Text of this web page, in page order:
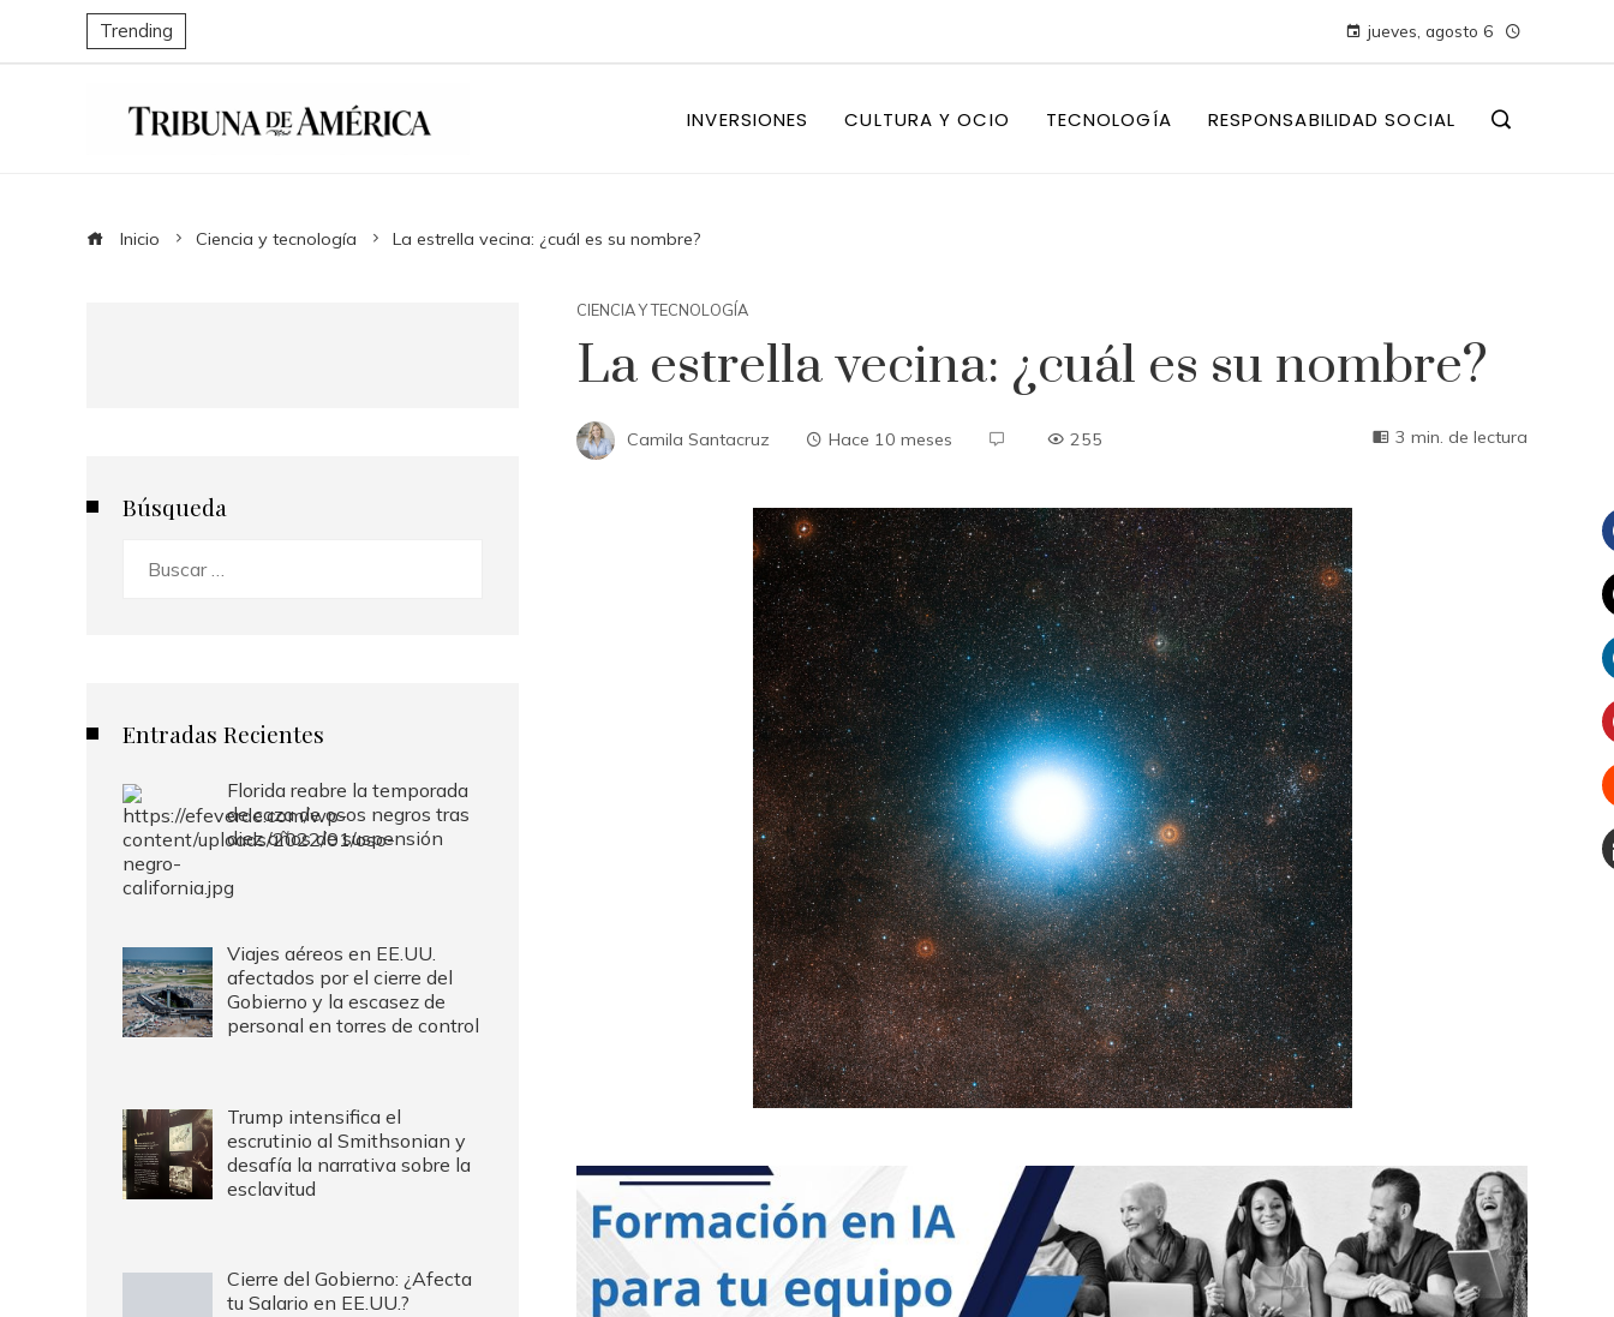
Trending jueves, agosto 6
INVERSIONES CULTURA Y OCIO TECNOLOGÍA RESPONSABILIDAD SOCIAL
Inicio Ciencia y tecnología La estrella vecina: ¿cuál es su nombre?
CIENCIA Y TECNOLOGÍA
La estrella vecina: ¿cuál es su nombre?
Camila Santacruz Hace 10 meses 255 3 min. de lectura
Búsqueda
Entradas Recientes
Florida reabre la temporada
de caza de osos negros tras
diez años de suspensión
Viajes aéreos en EE.UU.
afectados por el cierre del
Gobierno y la escasez de
personal en torres de control
Trump intensifica el
escrutinio al Smithsonian y
desafía la narrativa sobre la
esclavitud
Cierre del Gobierno: ¿Afecta
tu Salario en EE.UU.?